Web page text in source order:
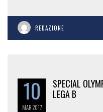
REDAZIONE
10
MAR2017
SPECIAL
LEGA B